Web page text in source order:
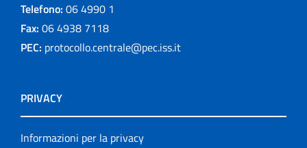
Telefono: 06 4990 1
Fax: 06 4938 7118
PEC: protocollo.centrale@pec.iss.it
PRIVACY
Informazioni per la privacy